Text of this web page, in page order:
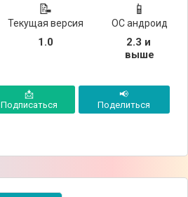
📝
Текущая версия
1.0
📱
ОС андроид
2.3 и
выше
📩
Подписаться
📢
Поделиться